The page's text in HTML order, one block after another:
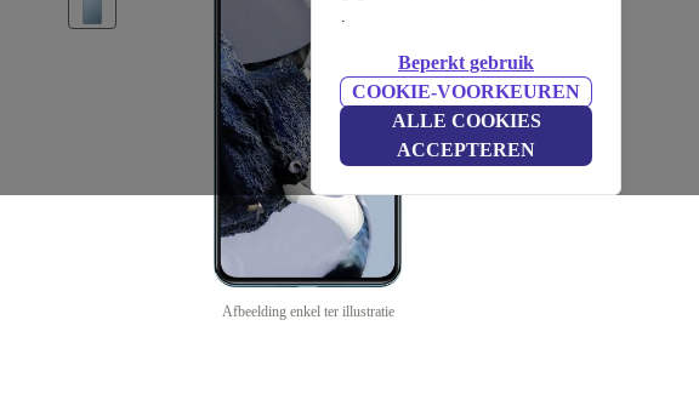
.
Beperkt gebruik
COOKIE-VOORKEUREN
ALLE COOKIES
ACCEPTEREN
Afbeelding enkel ter illustratie